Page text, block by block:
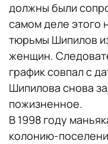
должны были
самом деле этого
тюрьмы Шипилов
женщин.
график совпал с
Шипилова снова
пожизненное.
В 1998 году
колонию-